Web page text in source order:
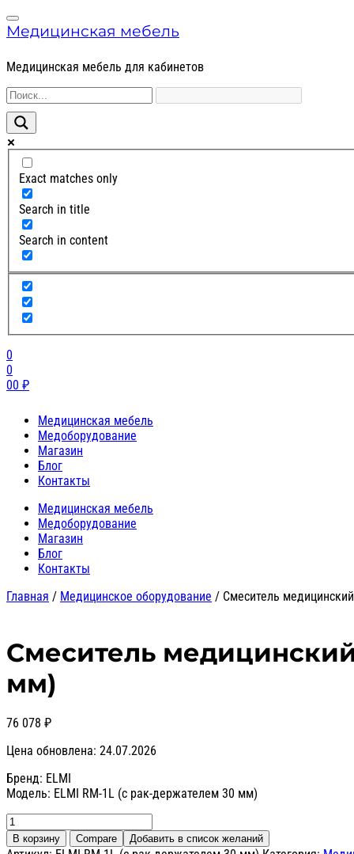
Skip
to
navigation
Skip
to
content
Menu
Медицинская мебель
Медицинская мебель для кабинетов
Exact matches only
Search in title
Search in content
0
0
00 ₽
Медицинская мебель
Медоборудование
Магазин
Блог
Контакты
Медицинская мебель
Медоборудование
Магазин
Блог
Контакты
Главная / Медицинское оборудование / Смеситель
Смеситель
мм)
76 078 ₽
Цена обновлена: 24.07.2026
Бренд: ELMI
Модель: ELMI RM-1L (с рак-держателем 30 мм)
Количество
товара
Смеситель
В корзину Compare Добавить в список желаний